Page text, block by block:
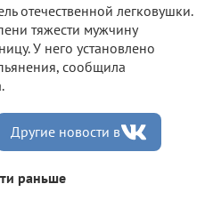
отечественной легковушки.
тяжести мужчину
У него установлено
сообщила
Другие новости в
раньше